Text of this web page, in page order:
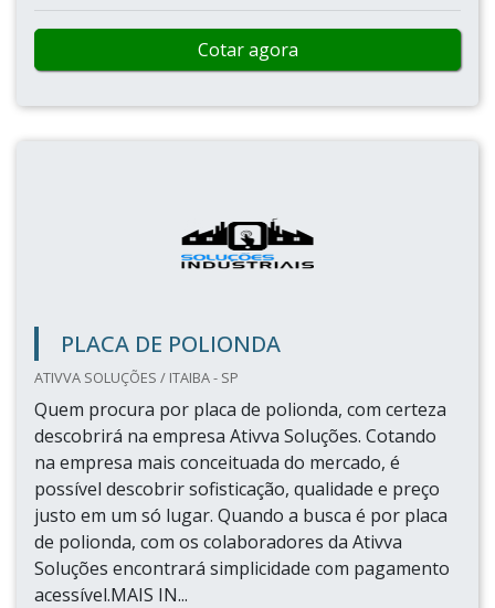
Cotar agora
PLACA DE POLIONDA
ATIVVA SOLUÇÕES / ITAIBA - SP
Quem procura por placa de polionda, com certeza
descobrirá na empresa Ativva Soluções. Cotando
na empresa mais conceituada do mercado, é
possível descobrir sofisticação, qualidade e preço
justo em um só lugar. Quando a busca é por placa
de polionda, com os colaboradores da Ativva
Soluções encontrará simplicidade com pagamento
acessível.MAIS IN...